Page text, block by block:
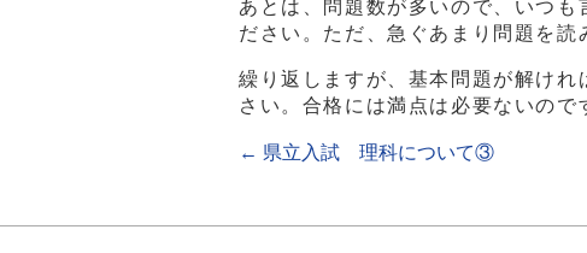
あとは、問題数が多いので、いつ
ださい。ただ、急ぐあまり問題を読
繰り返しますが、基本問題が解け
さい。合格には満点は必要ないので
← 県立入試 理科について③